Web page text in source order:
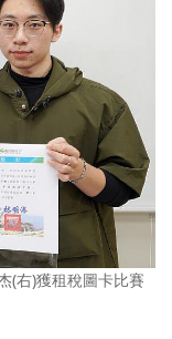
(右)獲租稅圖卡比賽